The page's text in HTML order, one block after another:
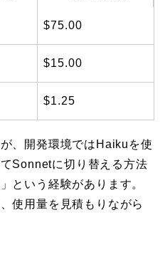
$75.00
$15.00
$1.25
、開発環境ではHaikuを使
Sonnetに切り替える方法
という経験があります。
使用量を見積もりながら